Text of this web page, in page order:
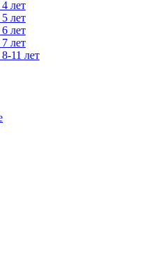
лет
лет
лет
лет
11 лет